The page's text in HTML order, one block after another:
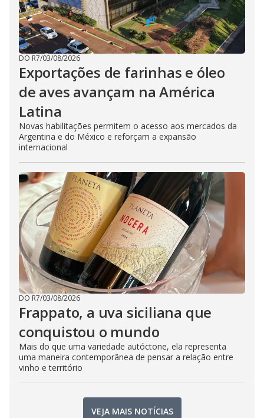
DO R7/03/08/2026
Exportações de farinhas e óleo
de aves avançam na América
Latina
Novas habilitações permitem o acesso aos mercados da
Argentina e do México e reforçam a expansão
internacional
DO R7/03/08/2026
Frappato, a uva siciliana que
conquistou o mundo
Mais do que uma variedade autóctone, ela representa
uma maneira contemporânea de pensar a relação entre
vinho e território
VEJA MAIS NOTÍCIAS